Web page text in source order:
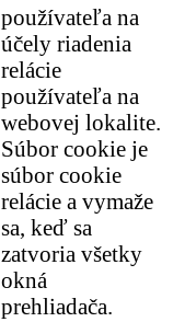
používateľa na
účely riadenia
relácie
používateľa na
webovej lokalite.
Súbor cookie je
súbor cookie
relácie a vymaže
sa, keď sa
zatvoria všetky
okná
prehliadača.